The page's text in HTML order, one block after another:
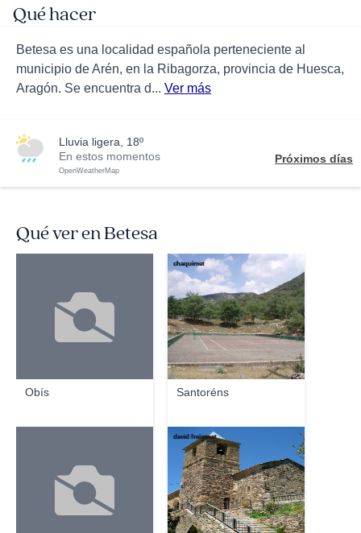
Qué hacer
Betesa es una localidad española perteneciente al
municipio de Arén, en la Ribagorza, provincia de Huesca,
Aragón. Se encuentra d... Ver más
lluvia ligera, 18º
En estos momentos
OpenWeatherMap
Próximos días
Qué ver en Betesa
Obís Santoréns
chaquimet
david freixenet